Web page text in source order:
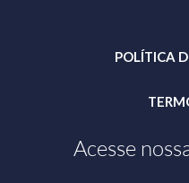
POLÍTICA
Acesse